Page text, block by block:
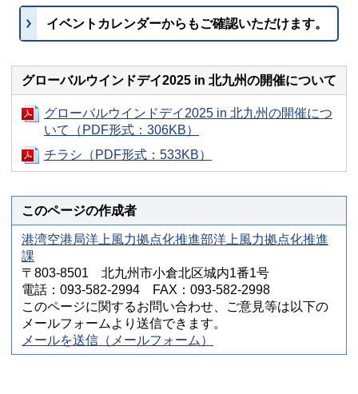
イベントカレンダーからもご確認いただけます。
グローバルウインドデイ2025 in 北九州の開催について
グローバルウインドデイ2025 in 北九州の開催につ
いて（PDF形式：306KB）
チラシ（PDF形式：533KB）
このページの作成者
港湾空港局洋上風力拠点化推進部洋上風力拠点化推進
課
〒803-8501 北九州市小倉北区城内1番1号
電話：093-582-2994 FAX：093-582-2998
このページに関するお問い合わせ、ご意見等は以下の
メールフォームより送信できます。
メールを送信（メールフォーム）